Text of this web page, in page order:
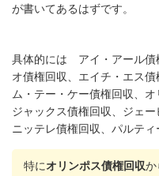
が書いてあるはずです。
具体的には アイ・アール債
オ債権回収、エイチ・エス
ム・テー・ケー債権回収、オ
ジャックス債権回収、ジェー
ニッテレ債権回収、パルティ
特にオリンポス債権回収か